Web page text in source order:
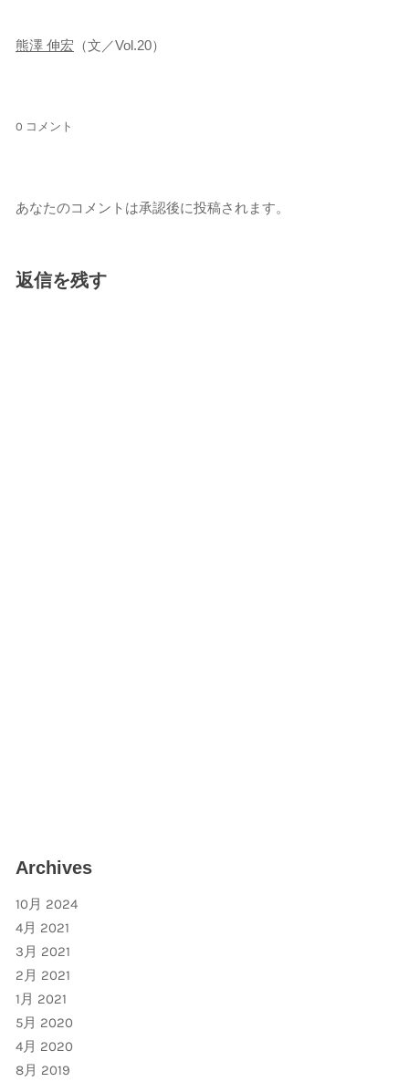
熊澤 伸宏 （文／Vol.20）
0 コメント
あなたのコメントは承認後に投稿されます。
返信を残す
Archives
10月 2024
4月 2021
3月 2021
2月 2021
1月 2021
5月 2020
4月 2020
8月 2019